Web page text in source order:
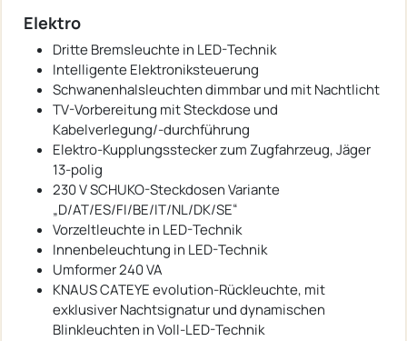
Elektro
Dritte Bremsleuchte in LED-Technik
Intelligente Elektroniksteuerung
Schwanenhalsleuchten dimmbar und mit Nachtlicht
TV-Vorbereitung mit Steckdose und
Kabelverlegung/-durchführung
Elektro-Kupplungsstecker zum Zugfahrzeug, Jäger
13-polig
230 V SCHUKO-Steckdosen Variante
„D/AT/ES/FI/BE/IT/NL/DK/SE“
Vorzeltleuchte in LED-Technik
Innenbeleuchtung in LED-Technik
Umformer 240 VA
KNAUS CATEYE evolution-Rückleuchte, mit
exklusiver Nachtsignatur und dynamischen
Blinkleuchten in Voll-LED-Technik